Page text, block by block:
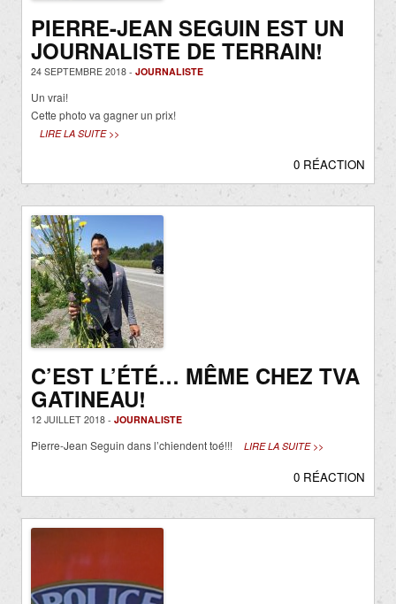
PIERRE-JEAN SEGUIN EST UN
JOURNALISTE DE TERRAIN!
24 SEPTEMBRE 2018 - JOURNALISTE
Un vrai!
Cette photo va gagner un prix!
LIRE LA SUITE >>
0 RÉACTION
C’EST L’ÉTÉ… MÊME CHEZ TVA
GATINEAU!
12 JUILLET 2018 - JOURNALISTE
Pierre-Jean Seguin dans l’chiendent toé!!! LIRE LA SUITE >>
0 RÉACTION